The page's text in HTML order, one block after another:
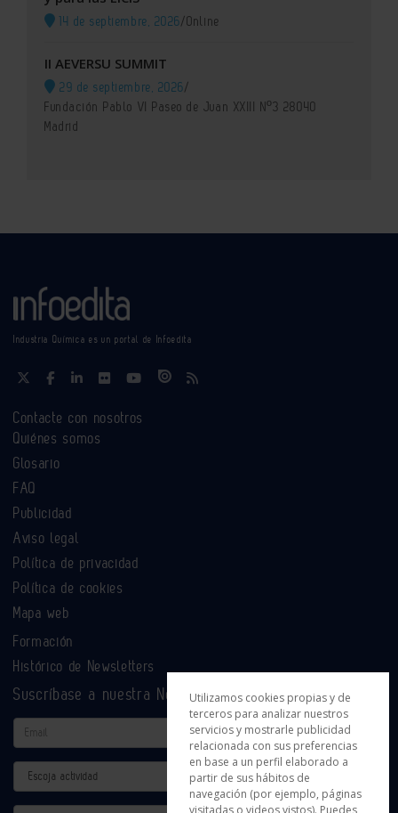
14 de septiembre, 2026/Online
II AEVERSU SUMMIT
29 de septiembre, 2026/
Fundación Pablo VI Paseo de Juan XXIII Nº3 28040
Madrid
Industria Química es un portal de Infoedita
Contacte con nosotros
Quiénes somos
Glosario
FAQ
Publicidad
Aviso legal
Política de privacidad
Política de cookies
Mapa web
Formación
Histórico de Newsletters
Suscríbase a nuestra Newsletter
Email
Actividad
Utilizamos cookies propias y de
terceros para analizar nuestros
servicios y mostrarle publicidad
relacionada con sus preferencias
en base a un perfil elaborado a
partir de sus hábitos de
navegación (por ejemplo, páginas
visitadas o videos vistos). Puedes